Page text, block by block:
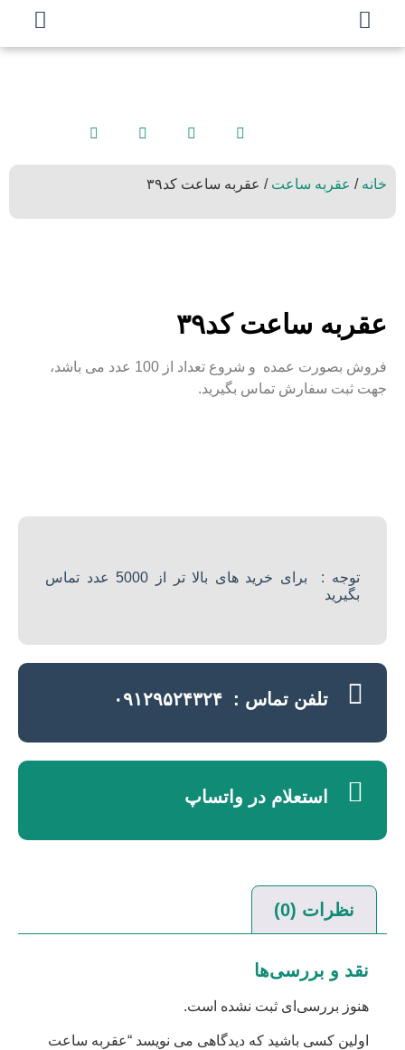
خانه / عقربه ساعت / عقربه ساعت کد۳۹
عقربه ساعت کد۳۹
فروش بصورت عمده و شروع تعداد از 100 عدد می باشد،
جهت ثبت سفارش تماس بگیرید.
توجه : برای خرید های بالا تر از 5000 عدد تماس
بگیرید
تلفن تماس : ۰۹۱۲۹۵۲۴۳۲۴
استعلام در واتساپ
نظرات (0)
نقد و بررسی‌ها
هنوز بررسی‌ای ثبت نشده است.
اولین کسی باشید که دیدگاهی می نویسد “عقربه ساعت